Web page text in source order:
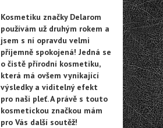
Kosmetiku značky Delarom
používám už druhým rokem a
jsem s ní opravdu velmi
příjemně spokojená! Jedná se
o čistě přírodní kosmetiku,
která má ovšem vynikající
výsledky a viditelný efekt
pro naši pleť. A právě s touto
kosmetickou značkou mám
pro Vás další soutěž!